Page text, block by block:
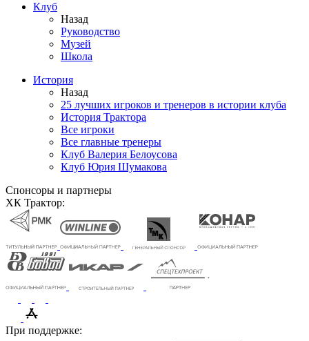
Клуб
Назад
Руководство
Музей
Школа
История
Назад
25 лучших игроков и тренеров в истории клуба
История Трактора
Все игроки
Все главные тренеры
Клуб Валерия Белоусова
Клуб Юрия Шумакова
Спонсоры и партнеры
ХК Трактор:
При поддержке: